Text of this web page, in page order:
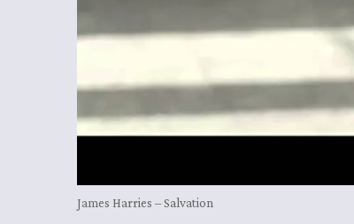
James Harries – Salvation